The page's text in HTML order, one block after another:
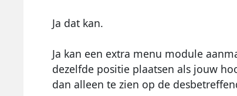
Ja dat kan.
Ja kan een extra menu module
dezelfde positie plaatsen als jouw
dan alleen te zien op de